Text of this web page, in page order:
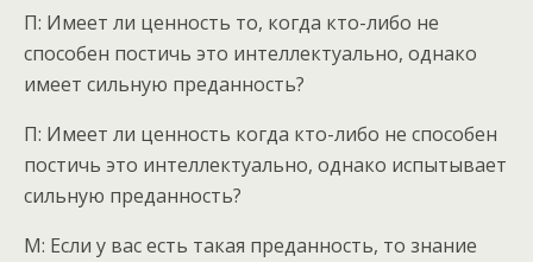
П: Имеет ли ценность то, когда кто-либо не
способен постичь это интеллектуально, однако
имеет сильную преданность?
П: Имеет ли ценность когда кто-либо не способен
постичь это интеллектуально, однако испытывает
сильную преданность?
М: Если у вас есть такая преданность, то знание